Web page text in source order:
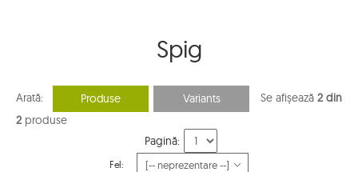
Spig
Arată: Produse Variants Se afișează 2 din
2 produse
Pagină:
Fel: